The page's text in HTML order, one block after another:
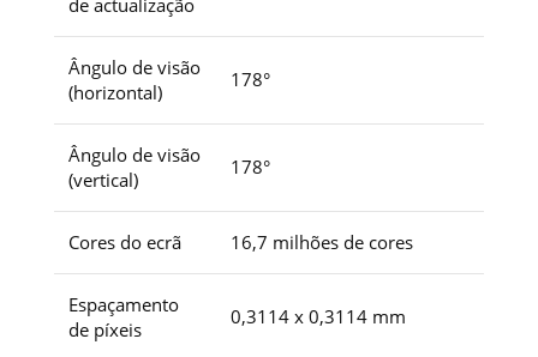
Ângulo de visão
(horizontal)
178°
Ângulo de visão
(vertical)
178°
Cores do ecrã 16,7 milhões de cores
Espaçamento
de píxeis
0,3114 x 0,3114 mm